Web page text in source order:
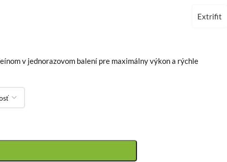
Extrifit
v jednorazovom balení pre maximálny výkon a rýchle